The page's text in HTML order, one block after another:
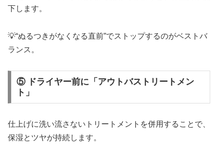
下します。
💡“ぬるつきがなくなる直前”でストップするのがベストバ
ランス。
⑤ ドライヤー前に「アウトバストリートメン
ト」
仕上げに洗い流さないトリートメントを併用することで、
保湿とツヤが持続します。